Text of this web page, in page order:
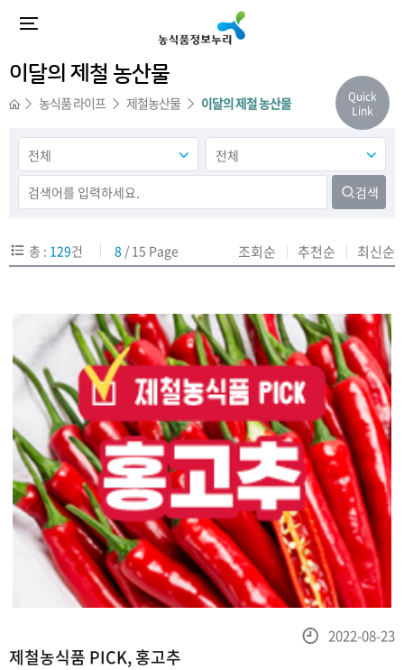
이달의 제철 농산물
농식품 라이프 제철농산물 이달의 제철 농산물
검색
총 : 129건 8 / 15 Page 조회순 추천순 최신순
제철농식품 PICK, 홍고추
등
2022-08-23
Quick
Link